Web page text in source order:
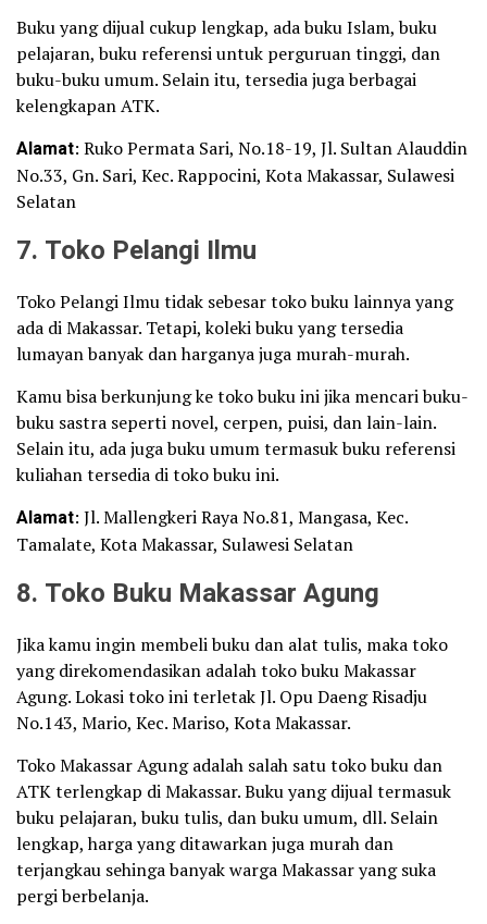
Buku yang dijual cukup lengkap, ada buku Islam, buku
pelajaran, buku referensi untuk perguruan tinggi, dan
buku-buku umum. Selain itu, tersedia juga berbagai
kelengkapan ATK.
Alamat: Ruko Permata Sari, No.18-19, Jl. Sultan Alauddin
No.33, Gn. Sari, Kec. Rappocini, Kota Makassar, Sulawesi
Selatan
7. Toko Pelangi Ilmu
Toko Pelangi Ilmu tidak sebesar toko buku lainnya yang
ada di Makassar. Tetapi, koleki buku yang tersedia
lumayan banyak dan harganya juga murah-murah.
Kamu bisa berkunjung ke toko buku ini jika mencari buku-
buku sastra seperti novel, cerpen, puisi, dan lain-lain.
Selain itu, ada juga buku umum termasuk buku referensi
kuliahan tersedia di toko buku ini.
Alamat: Jl. Mallengkeri Raya No.81, Mangasa, Kec.
Tamalate, Kota Makassar, Sulawesi Selatan
8. Toko Buku Makassar Agung
Jika kamu ingin membeli buku dan alat tulis, maka toko
yang direkomendasikan adalah toko buku Makassar
Agung. Lokasi toko ini terletak Jl. Opu Daeng Risadju
No.143, Mario, Kec. Mariso, Kota Makassar.
Toko Makassar Agung adalah salah satu toko buku dan
ATK terlengkap di Makassar. Buku yang dijual termasuk
buku pelajaran, buku tulis, dan buku umum, dll. Selain
lengkap, harga yang ditawarkan juga murah dan
terjangkau sehinga banyak warga Makassar yang suka
pergi berbelanja.